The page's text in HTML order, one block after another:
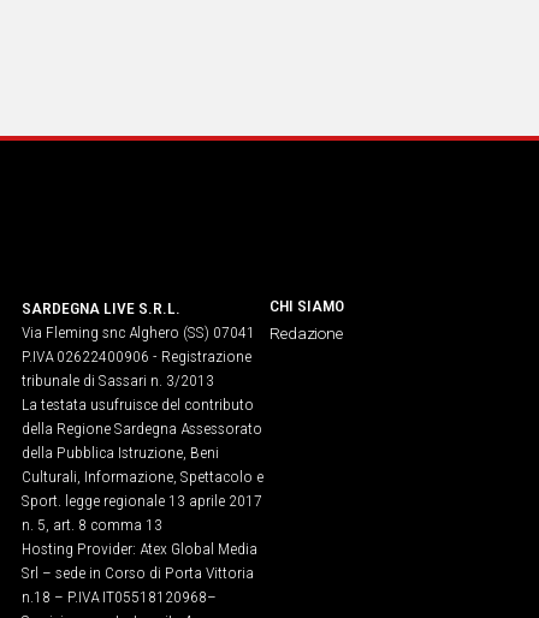
ITALIA
VIDEO
Vai
UNISCITI
AL CANALE
WHATSAPP
SARDEGNA LIVE S.R.L.
Via Fleming snc Alghero (SS) 07041
P.IVA 02622400906 - Registrazione
tribunale di Sassari n. 3/2013
La testata usufruisce del contributo
della Regione Sardegna Assessorato
della Pubblica Istruzione, Beni
Culturali, Informazione, Spettacolo e
Sport. legge regionale 13 aprile 2017
n. 5, art. 8 comma 13
Hosting Provider: Atex Global Media
Srl – sede in Corso di Porta Vittoria
n.18 – P.IVA IT05518120968​–
CHI SIAMO
Redazione